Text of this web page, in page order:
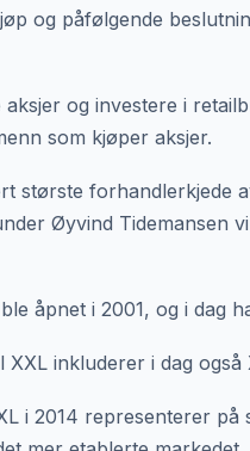
og påfølgende
og investere i
som kjøper aksjer.
største forhandlerkjede
Øyvind Tidemansen
åpnet i 2001, og i dag
XXL inkluderer i dag
i 2014 representerer på